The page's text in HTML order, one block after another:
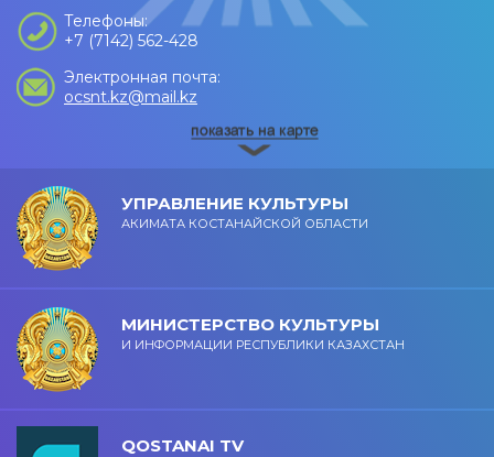
Телефоны:
+7 (7142) 562-428
Электронная почта:
ocsnt.kz@mail.kz
УПРАВЛЕНИЕ КУЛЬТУРЫ
АКИМАТА КОСТАНАЙСКОЙ ОБЛАСТИ
МИНИСТЕРСТВО КУЛЬТУРЫ
И ИНФОРМАЦИИ РЕСПУБЛИКИ КАЗАХСТАН
QOSTANAI TV